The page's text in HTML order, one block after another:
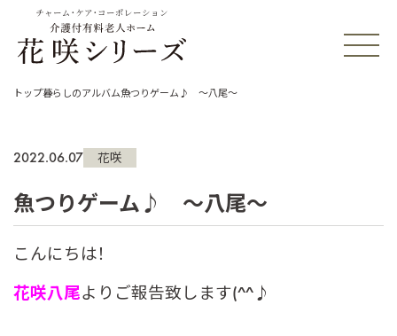
チャーム・ケア・コーポレーション
トップ暮らしのアルバム魚つりゲーム♪ ～八尾～
2022.06.07 花咲
魚つりゲーム♪ ～八尾～
こんにちは！
花咲八尾よりご報告致します(^^♪